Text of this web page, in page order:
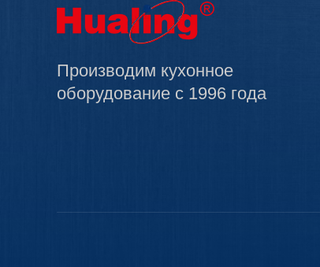
Производим кухонное
оборудование с 1996 года